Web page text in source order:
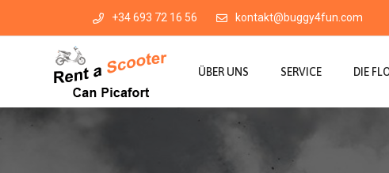
+34 693 72 16 56 kontakt@buggy4fun.com
ÜBER UNS SERVICE DIE